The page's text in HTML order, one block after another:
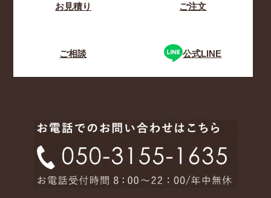
お見積り ご注文
ご相談 公式LINE